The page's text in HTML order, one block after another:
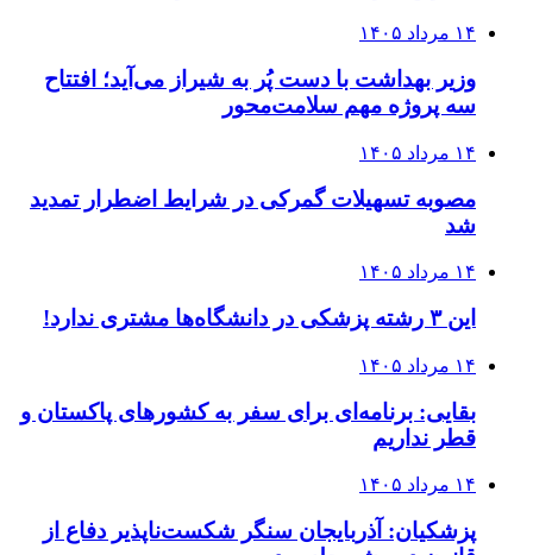
۱۴ مرداد ۱۴۰۵
وزیر بهداشت با دست پُر به شیراز می‌آید؛ افتتاح
سه پروژه مهم سلامت‌محور
۱۴ مرداد ۱۴۰۵
مصوبه تسهیلات گمرکی در شرایط اضطرار تمدید
شد
۱۴ مرداد ۱۴۰۵
این ۳ رشته پزشکی در دانشگاه‌ها مشتری ندارد!
۱۴ مرداد ۱۴۰۵
بقایی: برنامه‌ای برای سفر به کشورهای پاکستان و
قطر نداریم
۱۴ مرداد ۱۴۰۵
پزشکیان: آذربایجان سنگر شکست‌ناپذیر دفاع از